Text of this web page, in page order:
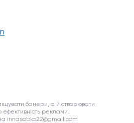
банери, а й створювати
реклами.
innasobko22@gmail.com